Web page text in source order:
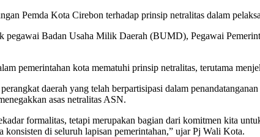
Pemda Kota Cirebon terhadap prinsip netralitas dalam
pegawai Badan Usaha Milik Daerah (BUMD), Pegawai
pemerintahan kota mematuhi prinsip netralitas, terutama
daerah yang telah berpartisipasi dalam
asas netralitas ASN.
formalitas, tetapi merupakan bagian dari komitmen kita
di seluruh lapisan pemerintahan,” ujar Pj Wali Kota.